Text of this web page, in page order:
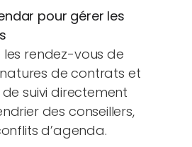
pour gérer les
les rendez-vous de
de contrats et
de suivi directement
des conseillers,
d’agenda.